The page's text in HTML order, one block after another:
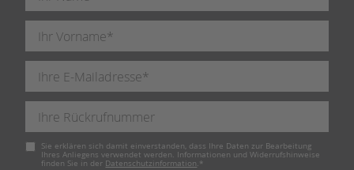
Pflichtfeld
Sie erklären sich damit einverstanden, dass Ihre Daten zur Bearbeitung
Ihres Anliegens verwendet werden. Informationen und Widerrufshinweise
finden Sie in der Datenschutzinformation. *